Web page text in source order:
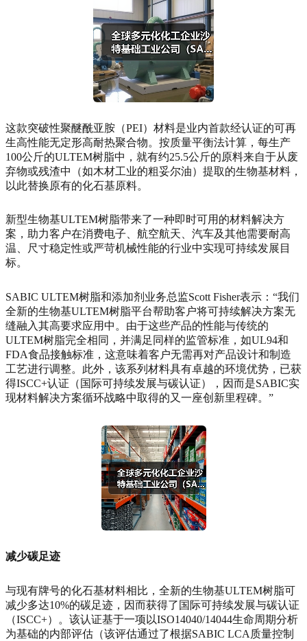
这款突破性聚醚酰亚胺（PEI）材料是业内首款经认证的可再
生高性能无定形高耐热聚合物。按质量平衡法计算，每生产
100公斤的ULTEM树脂中，就有约25.5公斤的原料来自于从废
弃物或残渣中（如木材工业的粗妥尔油）提取的生物基材料，
以此替换原有的化石基原料。
新型生物基ULTEM树脂带来了一种即时可用的材料解决方
案，助力客户在消费电子、航空航天、汽车及其他需要耐高
温、尺寸稳定性或严苛机械性能的行业中实现可持续发展目
标。
SABIC ULTEM树脂和添加剂业务总监Scott Fisher表示：“我们
全新的生物基ULTEM树脂平台帮助客户将可持续解决方案无
缝融入其高要求应用中。由于这些产品的性能与传统的
ULTEM树脂完全相同，并满足同样的监管标准，如UL94和
FDA食品接触标准，这意味着客户无需再对产品设计和制造
工艺进行调整。此外，该系列材料具有卓越的环境优势，已获
得ISCC+认证（国际可持续发展与碳认证），因而是SABIC实
现材料解决方案循环战略中取得的又一座创新里程碑。”
减少碳足迹
与现有牌号的化石基材料相比，全新的生物基ULTEM树脂可
减少多达10%的碳足迹，因而获得了国际可持续发展与碳认证
（ISCC+）。该认证基于一项以ISO14040/14044生命周期分析
为基础的内部评估（该评估通过了根据SABIC LCA质量控制